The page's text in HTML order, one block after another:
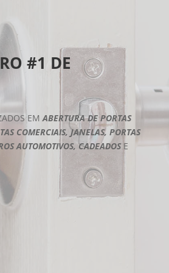
#1 DE
EM ABERTURA DE PORTAS
COMERCIAIS, JANELAS, PORTAS
AUTOMOTIVOS, CADEADOS E